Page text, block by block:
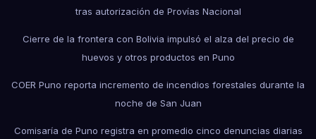
tras autorización de Provías Nacional
Cierre de la frontera con Bolivia impulsó el alza del precio de
huevos y otros productos en Puno
COER Puno reporta incremento de incendios forestales durante la
noche de San Juan
Comisaría de Puno registra en promedio cinco denuncias diarias